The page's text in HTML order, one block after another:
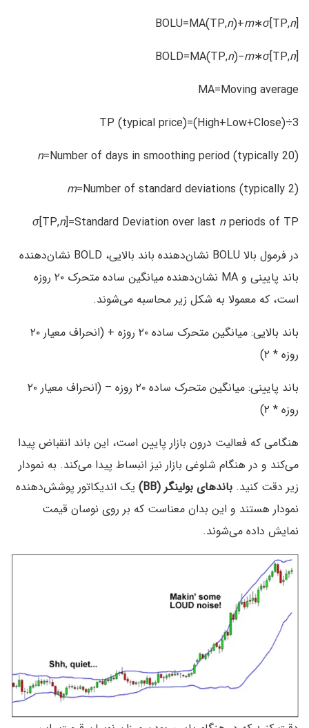
BOLU=MA(TP,n)+m∗σ[TP,n]
BOLD=MA(TP,n)−m∗σ[TP,n]
MA=Moving average
TP (typical price)=(High+Low+Close)÷3
n=Number of days in smoothing period (typically 20)
m=Number of standard deviations (typically 2)
σ[TP,n]=Standard Deviation over last nperiods of TP
در فرمول بالا BOLU نشان‌دهنده باند بالایی، BOLD نشان‌دهنده
باند پایینی و MA نشان‌دهنده میانگین ساده متحرک ۲۰ روزه
است، که معمولا به شکل زیر محاسبه می‌شوند.
باند بالایی: میانگین متحرک ساده ۲۰ روزه + (انحراف معیار ۲۰
روزه * ۲)
باند پایینی: میانگین متحرک ساده ۲۰ روزه – (انحراف معیار ۲۰
روزه * ۲)
هنگامی که فعالیت درون بازار پایین است، این باند انقباض پیدا
می‌کند و در هنگام شلوغی بازار نیز انبساط پیدا می‌کند. به نمودار
زیر دقت کنید. باند‌های بولینگر (BB‌)
یک اندیکاتور پوشش‌دهنده
نمودار هستند و این بدان معناست که بر روی نوسان قیمت
نمایش داده می‌شوند.